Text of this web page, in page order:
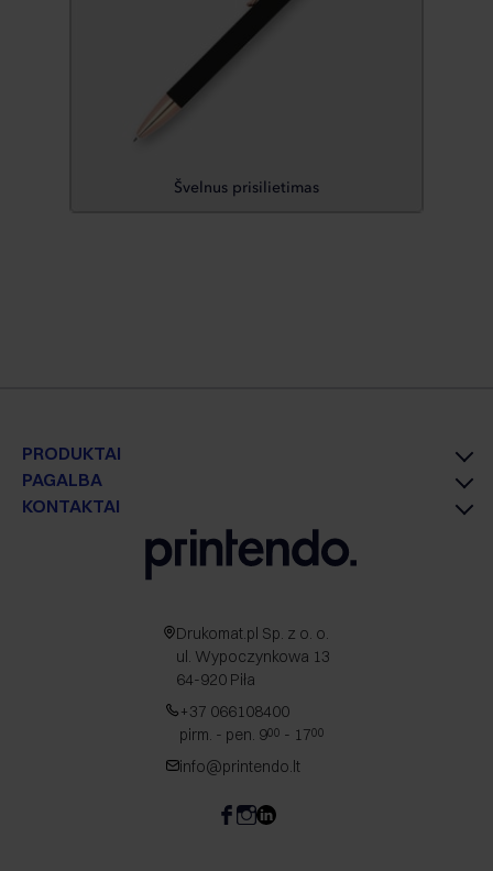
Švelnus prisilietimas
PRODUKTAI
PAGALBA
KONTAKTAI
Drukomat.pl Sp. z o. o.
ul. Wypoczynkowa 13
64-920 Piła
+37 066108400
pirm. - pen. 900 - 1700
info@printendo.lt